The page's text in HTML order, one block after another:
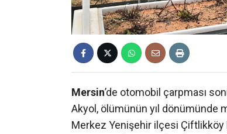
Mersin’de otomobil çarpması
Akyol, ölümünün yıl dönümünde
Merkez Yenişehir ilçesi Çiftlikköy